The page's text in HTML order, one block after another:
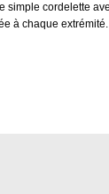
simple cordelette
à chaque extrémité.